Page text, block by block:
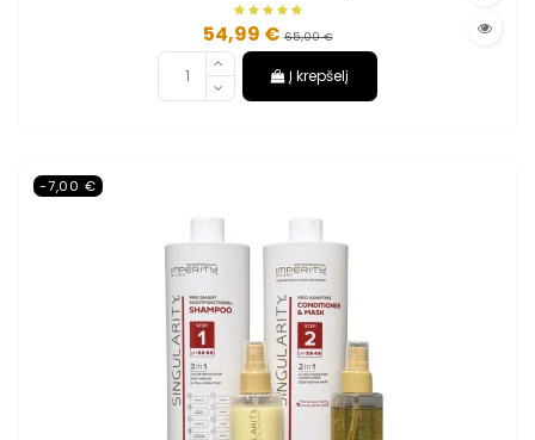
54,99 €65,00 €
Į krepšelį
-7,00 €